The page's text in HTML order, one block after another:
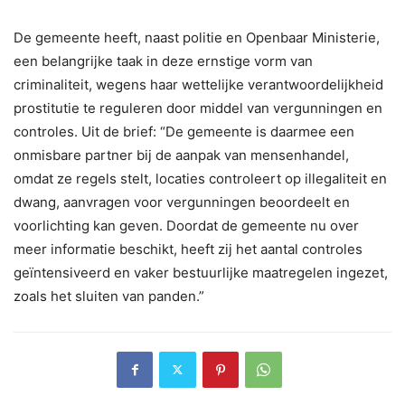
De gemeente heeft, naast politie en Openbaar Ministerie,
een belangrijke taak in deze ernstige vorm van
criminaliteit, wegens haar wettelijke verantwoordelijkheid
prostitutie te reguleren door middel van vergunningen en
controles. Uit de brief: “De gemeente is daarmee een
onmisbare partner bij de aanpak van mensenhandel,
omdat ze regels stelt, locaties controleert op illegaliteit en
dwang, aanvragen voor vergunningen beoordeelt en
voorlichting kan geven. Doordat de gemeente nu over
meer informatie beschikt, heeft zij het aantal controles
geïntensiveerd en vaker bestuurlijke maatregelen ingezet,
zoals het sluiten van panden.”